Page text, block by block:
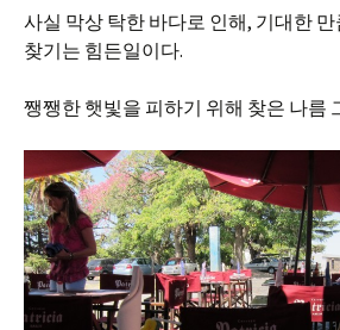
사실 막상 탁한 바다로 인해, 기대한
찾기는 힘든일이다.
쨍쨍한 햇빛을 피하기 위해 찾은 나름